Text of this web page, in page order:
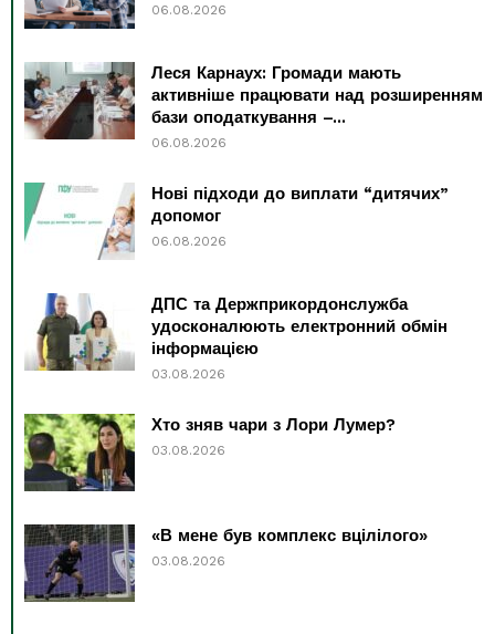
06.08.2026
Леся Карнаух: Громади мають
активніше працювати над розширенням
бази оподаткування –...
06.08.2026
Нові підходи до виплати “дитячих”
допомог
06.08.2026
ДПС та Держприкордонслужба
удосконалюють електронний обмін
інформацією
03.08.2026
Хто зняв чари з Лори Лумер?
03.08.2026
«В мене був комплекс вцілілого»
03.08.2026